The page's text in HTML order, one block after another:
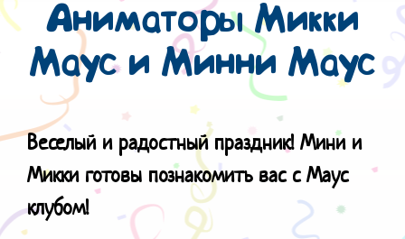
Аниматоры Микки
Маус и Минни Маус
Веселый и радостный праздник! Мини и
Микки готовы познакомить вас с Маус
клубом!